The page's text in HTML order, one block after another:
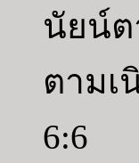
นัยน์ต
ตามเ
6:6 ซี่